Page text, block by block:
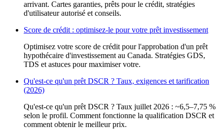
arrivant. Cartes garanties, prêts pour le crédit, stratégies
d'utilisateur autorisé et conseils.
Score de crédit : optimisez-le pour votre prêt investissement
Optimisez votre score de crédit pour l'approbation d'un prêt
hypothécaire d'investissement au Canada. Stratégies GDS,
TDS et astuces pour maximiser votre.
Qu'est-ce qu'un prêt DSCR ? Taux, exigences et tarification
(2026)
Qu'est-ce qu'un prêt DSCR ? Taux juillet 2026 : ~6,5–7,75 %
selon le profil. Comment fonctionne la qualification DSCR et
comment obtenir le meilleur prix.